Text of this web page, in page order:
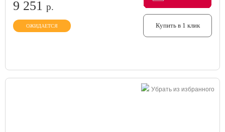
9 251 р.
ОЖИДАЕТСЯ Купить в 1 клик
Убрать из избранного